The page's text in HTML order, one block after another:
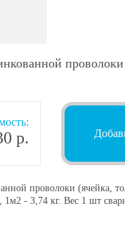
р.
проволоки (ячейка,
- 3,74 кг. Вес 1 шт